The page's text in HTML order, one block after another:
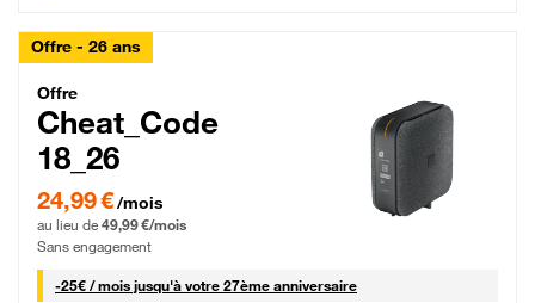
Offre - 26 ans
Cheat_Code Fibre_18_26
Offre
Cheat_Code
18_26
24,99 € par mois pendant 0 mois puis 49,99 € par mois, Sans engagement
24,99 €/mois
au lieu de 49,99 €/mois
Sans engagement
-25€ / mois25 € par mois
jusqu'à votre 27ème anniversaire